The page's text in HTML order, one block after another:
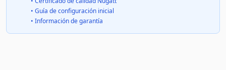
• Guía de configuración inicial
• Información de garantía